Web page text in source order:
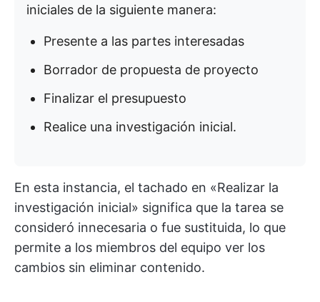
iniciales de la siguiente manera:
Presente a las partes interesadas
Borrador de propuesta de proyecto
Finalizar el presupuesto
Realice una investigación inicial.
En esta instancia, el tachado en «Realizar la
investigación inicial» significa que la tarea se
consideró innecesaria o fue sustituida, lo que
permite a los miembros del equipo ver los
cambios sin eliminar contenido.